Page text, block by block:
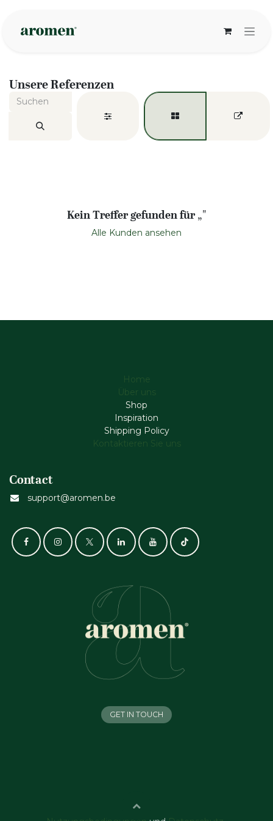
Unsere Referenzen
Kein Treffer gefunden für „"
Alle Kunden ansehen
Home
Über uns
Shop
Inspiration
Shipping Policy
Kontaktieren Sie uns
Contact
support@aromen.be
GET IN TOUCH